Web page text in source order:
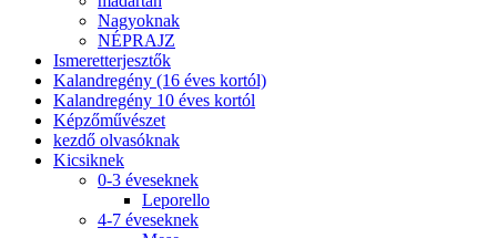
Nagyoknak
NÉPRAJZ
Ismeretterjesztők
Kalandregény (16 éves kortól)
Kalandregény 10 éves kortól
Képzőművészet
kezdő olvasóknak
Kicsiknek
0-3 éveseknek
Leporello
4-7 éveseknek